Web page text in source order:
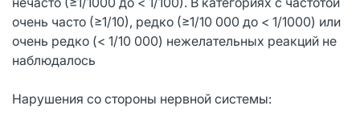
очень часто (≥1/10), редко (≥1/10 000 до < 1/1000) или
очень редко (< 1/10 000) нежелательных реакций не
наблюдалось
Нарушения со стороны нервной системы: